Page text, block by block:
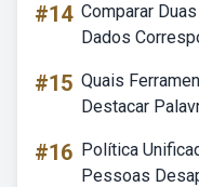
#14 Comparar
Dados
#15 Quais
Destacar
#16 Política
Pessoas